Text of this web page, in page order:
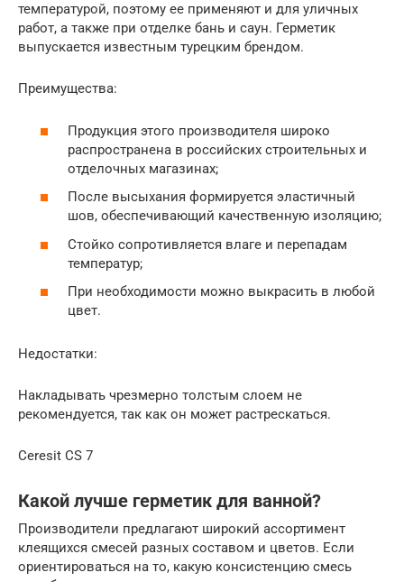
температурой, поэтому ее применяют и для уличных
работ, а также при отделке бань и саун. Герметик
выпускается известным турецким брендом.
Преимущества:
Продукция этого производителя широко
распространена в российских строительных и
отделочных магазинах;
После высыхания формируется эластичный
шов, обеспечивающий качественную изоляцию;
Стойко сопротивляется влаге и перепадам
температур;
При необходимости можно выкрасить в любой
цвет.
Недостатки:
Накладывать чрезмерно толстым слоем не
рекомендуется, так как он может растрескаться.
Ceresit CS 7
Какой лучше герметик для ванной?
Производители предлагают широкий ассортимент
клеящихся смесей разных составом и цветов. Если
ориентироваться на то, какую консистенцию смесь